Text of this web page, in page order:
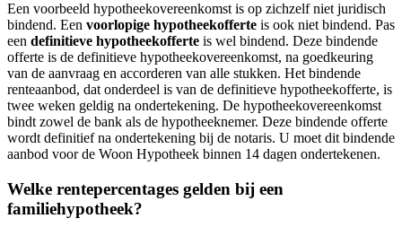
Een voorbeeld hypotheekovereenkomst is op zichzelf niet juridisch
bindend. Een voorlopige hypotheekofferte is ook niet bindend. Pas
een definitieve hypotheekofferte is wel bindend. Deze bindende
offerte is de definitieve hypotheekovereenkomst, na goedkeuring
van de aanvraag en accorderen van alle stukken. Het bindende
renteaanbod, dat onderdeel is van de definitieve hypotheekofferte, is
twee weken geldig na ondertekening. De hypotheekovereenkomst
bindt zowel de bank als de hypotheeknemer. Deze bindende offerte
wordt definitief na ondertekening bij de notaris. U moet dit bindende
aanbod voor de Woon Hypotheek binnen 14 dagen ondertekenen.
Welke rentepercentages gelden bij een
familiehypotheek?